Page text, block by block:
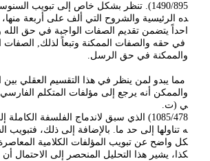
1490/895).
تنظر بشكل خاص إلى تبويب
ده
الرئيسية والشروح التي ألف على أربعة منها،
احداً يتضمن تقديم الصفات الواجبة في حق الله
في حقه والصفات الممكنة وتبعاً لذلك, الصفات
والممكنة في حق الرسل.
مما يبدو لمن ينظر في هذا التقسيم العقلي بين
والممكن
أنه يرجع إلى مؤلفات المتكلم الفارسي
ي (ت.
1085/478)
الذي سبق لاندماج الفلسفة الكاملة
ه تناولها إلى حد ما. بالإضافة إلى ذلك، فتبويب
كل واضح عن تبويب المؤلفات الكلامية
كذا، يشير هذا التحليل المنحصر إلى الاحتمال أن